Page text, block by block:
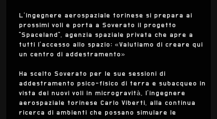
L'ingegnere aerospaziale torinese si prepara ai
prossimi voli e porta a Soverato il progetto
“Spaceland“, agenzia spaziale privata che apre a
tutti l’accesso allo spazio: «Valutiamo di creare qui
un centro di addestramento»
Ha scelto Soverato per le sue sessioni di
addestramento psico-fisico di terra e subacqueo in
vista dei nuovi voli in microgravità, l’ingegnere
aerospaziale torinese Carlo Viberti, alla continua
ricerca di ambienti che possano simulare le